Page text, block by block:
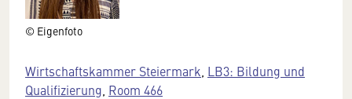
© Eigenfoto
Wirtschaftskammer Steiermark LB3: Bildung und
Qualifizierung Room 466